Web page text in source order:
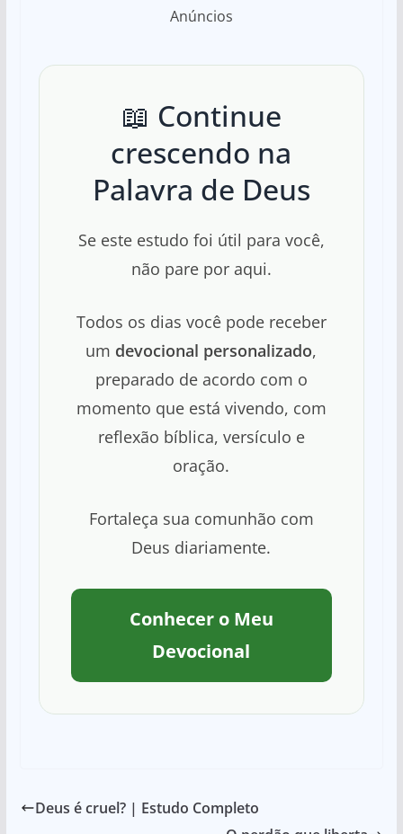
Anúncios
📖 Continue
crescendo na
Palavra de Deus
Se este estudo foi útil para você,
não pare por aqui.
Todos os dias você pode receber
um devocional personalizado,
preparado de acordo com o
momento que está vivendo, com
reflexão bíblica, versículo e
oração.
Fortaleça sua comunhão com
Deus diariamente.
Conhecer o Meu
Devocional
Deus é cruel? | Estudo Completo